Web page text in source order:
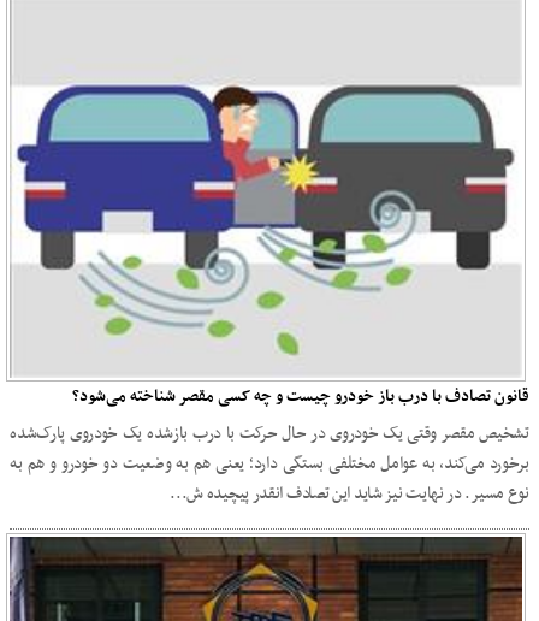
قانون تصادف با درب باز خودرو چیست و چه کسی مقصر شناخته می‌شود؟
تشخیص مقصر وقتی یک خودروی در حال حرکت با درب بازشده یک خودروی پارک‌شده
برخورد می‌کند، به عوامل مختلفی بستگی دارد؛ یعنی هم به وضعیت دو خودرو و هم به
نوع مسیر. در نهایت نیز شاید این تصادف انقدر پیچیده ش...